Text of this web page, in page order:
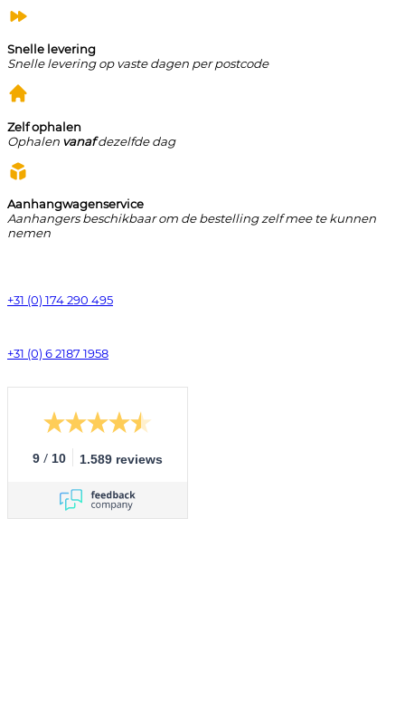
Snelle levering
Snelle levering op vaste dagen per postcode
Zelf ophalen
Ophalen vanafdezelfde dag
Aanhangwagenservice
Aanhangers beschikbaar om de bestelling zelf mee te kunnen
nemen
+31 (0) 174 290 495
+31 (0) 6 2187 1958
9 / 10 1.589 reviews